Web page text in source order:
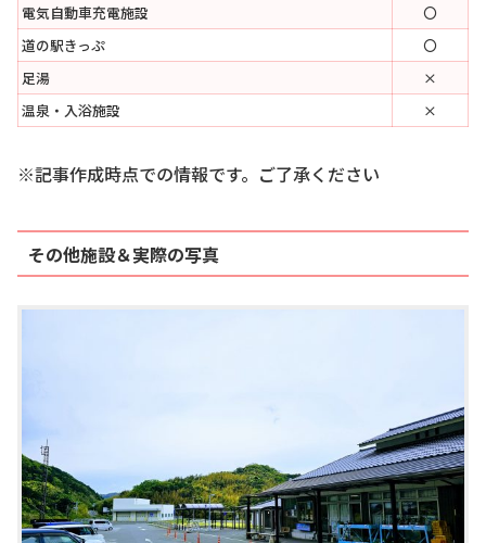
電気自動車充電施設
〇
道の駅きっぷ
〇
足湯
×
温泉・入浴施設
×
※記事作成時点での情報です。ご了承ください
その他施設＆実際の写真